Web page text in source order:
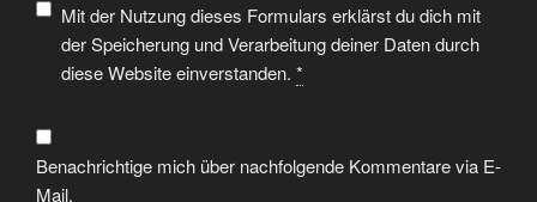
Mit der Nutzung dieses Formulars erklärst du dich mit
der Speicherung und Verarbeitung deiner Daten durch
diese Website einverstanden. *
Benachrichtige mich über nachfolgende Kommentare via E-
Mail.